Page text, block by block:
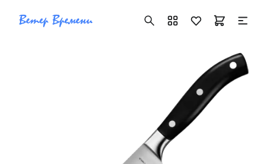
+7 ( 705 ) 181-42-50
info@vetervremeni.kz
Авторизация